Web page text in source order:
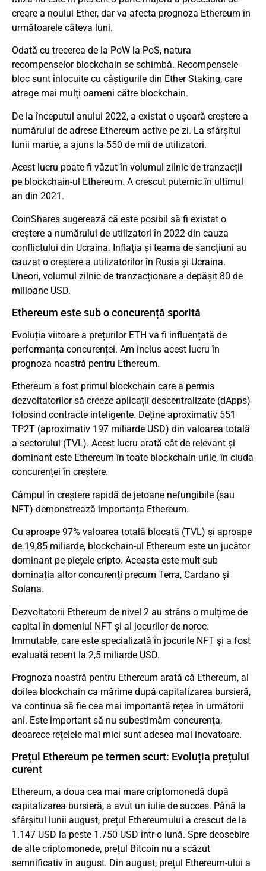
creare a noului Ether, dar va afecta prognoza Ethereum în
următoarele câteva luni.
Odată cu trecerea de la PoW la PoS, natura
recompenselor blockchain se schimbă. Recompensele
bloc sunt înlocuite cu câștigurile din Ether Staking, care
atrage mai mulți oameni către blockchain.
De la începutul anului 2022, a existat o ușoară creștere a
numărului de adrese Ethereum active pe zi. La sfârșitul
lunii martie, a ajuns la 550 de mii de utilizatori.
Acest lucru poate fi văzut în volumul zilnic de tranzacții
pe blockchain-ul Ethereum. A crescut puternic în ultimul
an din 2021.
CoinShares sugerează că este posibil să fi existat o
creștere a numărului de utilizatori în 2022 din cauza
conflictului din Ucraina. Inflația și teama de sancțiuni au
cauzat o creștere a utilizatorilor în Rusia și Ucraina.
Uneori, volumul zilnic de tranzacționare a depășit 80 de
milioane USD.
Ethereum este sub o concurență sporită
Evoluția viitoare a prețurilor ETH va fi influențată de
performanța concurenței. Am inclus acest lucru în
prognoza noastră pentru Ethereum.
Ethereum a fost primul blockchain care a permis
dezvoltatorilor să creeze aplicații descentralizate (dApps)
folosind contracte inteligente. Deține aproximativ 551
TP2T (aproximativ 197 miliarde USD) din valoarea totală
a sectorului (TVL). Acest lucru arată cât de relevant și
dominant este Ethereum în toate blockchain-urile, în ciuda
concurenței în creștere.
Câmpul în creștere rapidă de jetoane nefungibile (sau
NFT) demonstrează importanța Ethereum.
Cu aproape 97% valoarea totală blocată (TVL) și aproape
de 19,85 miliarde, blockchain-ul Ethereum este un jucător
dominant pe piețele cripto. Aceasta este mult sub
dominația altor concurenți precum Terra, Cardano și
Solana.
Dezvoltatorii Ethereum de nivel 2 au strâns o mulțime de
capital în domeniul NFT și al jocurilor de noroc.
Immutable, care este specializată în jocurile NFT și a fost
evaluată recent la 2,5 miliarde USD.
Prognoza noastră pentru Ethereum arată că Ethereum, al
doilea blockchain ca mărime după capitalizarea bursieră,
va continua să fie cea mai importantă rețea în următorii
ani. Este important să nu subestimăm concurența,
deoarece rețelele mai mici sunt adesea mai inovatoare.
Prețul Ethereum pe termen scurt: Evoluția prețului
curent
Ethereum, a doua cea mai mare criptomonedă după
capitalizarea bursieră, a avut un iulie de succes. Până la
sfârșitul lunii august, prețul Ethereumului a crescut de la
1.147 USD la peste 1.750 USD într-o lună. Spre deosebire
de alte criptomonede, prețul Bitcoin nu a scăzut
semnificativ în august. Din august, prețul Ethereum-ului a